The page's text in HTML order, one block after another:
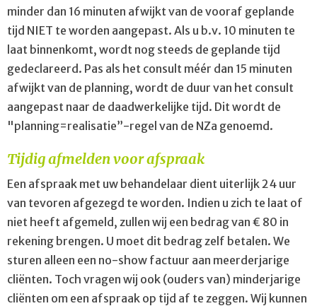
minder dan 16 minuten afwijkt van de vooraf geplande
tijd NIET te worden aangepast. Als u b.v. 10 minuten te
laat binnenkomt, wordt nog steeds de geplande tijd
gedeclareerd. Pas als het consult méér dan 15 minuten
afwijkt van de planning, wordt de duur van het consult
aangepast naar de daadwerkelijke tijd. Dit wordt de
"planning=realisatie”-regel van de NZa genoemd.
Tijdig afmelden voor afspraak
Een afspraak met uw behandelaar dient uiterlijk 24 uur
van tevoren afgezegd te worden. Indien u zich te laat of
niet heeft afgemeld, zullen wij een bedrag van € 80 in
rekening brengen. U moet dit bedrag zelf betalen. We
sturen alleen een no-show factuur aan meerderjarige
cliënten. Toch vragen wij ook (ouders van) minderjarige
cliënten om een afspraak op tijd af te zeggen. Wij kunnen